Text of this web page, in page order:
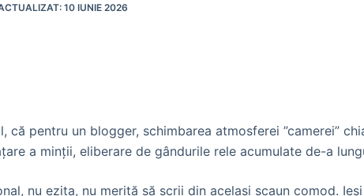
10 IUNIE 2026
pentru un blogger, schimbarea atmosferei ”camerei”
a minţii, eliberare de gândurile rele acumulate de-a
nu ezita, nu merită să scrii din acelaşi scaun comod.